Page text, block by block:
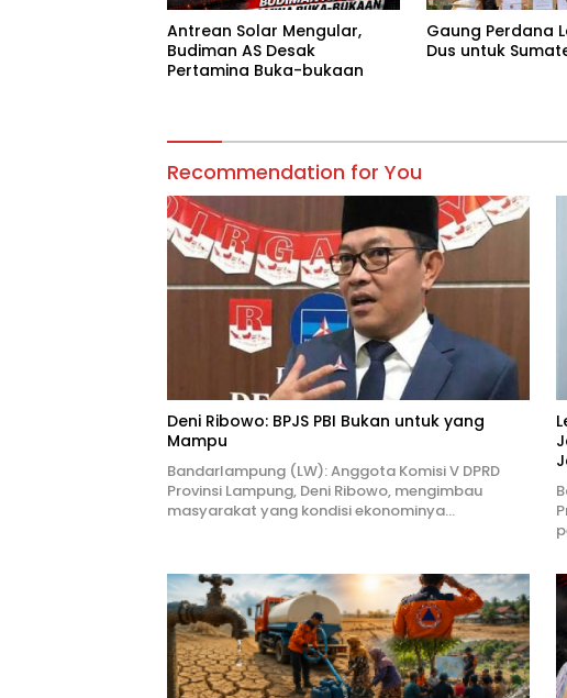
Antrean Solar Mengular,
Budiman AS Desak
Pertamina Buka-bukaan
Gaung Perdana
Dus untuk
Recommendation for You
Deni Ribowo: BPJS PBI Bukan untuk yang
Mampu
Bandarlampung (LW): Anggota Komisi V DPRD
Provinsi Lampung, Deni Ribowo, mengimbau
masyarakat yang kondisi ekonominya…